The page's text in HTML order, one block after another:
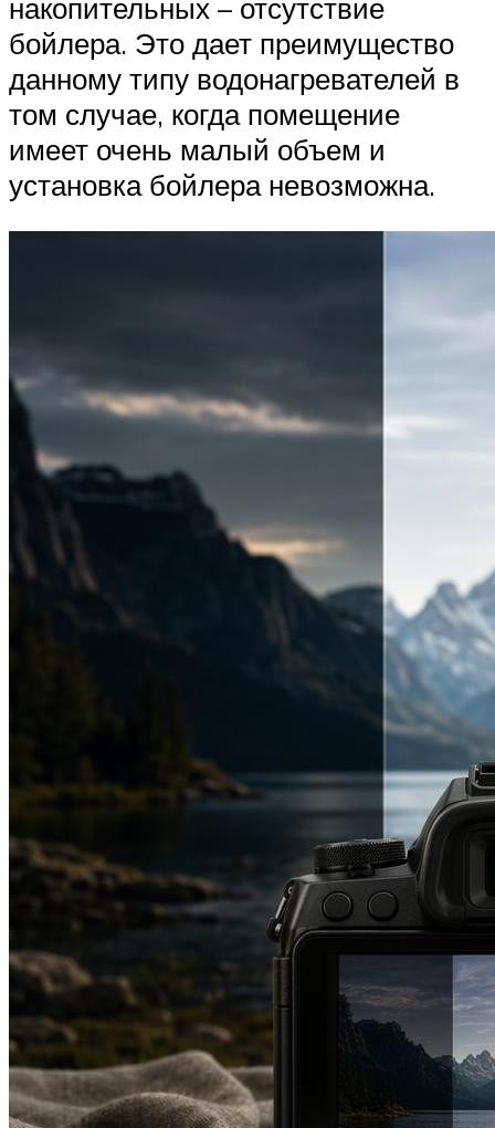
накопительных – отсутствие
бойлера. Это дает преимущество
данному типу водонагревателей в
том случае, когда помещение
имеет очень малый объем и
установка бойлера невозможна.